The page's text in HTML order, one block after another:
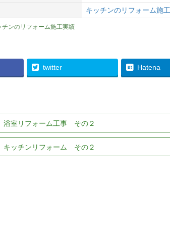
キッチンのリフォーム施
チンのリフォーム施工実績
twitter Hatena
室リフォーム工事 その２
ッチンリフォーム その２